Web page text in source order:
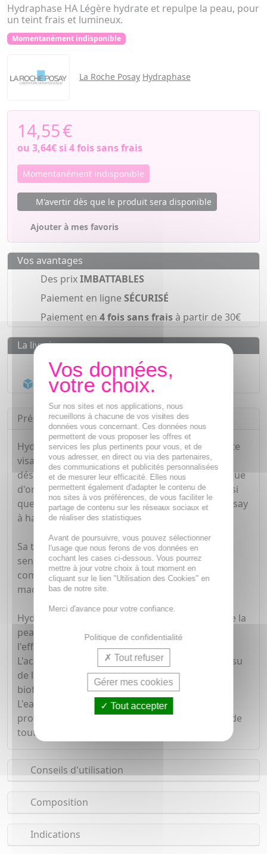
Hydraphase HA Légère hydrate et repulpe la peau, pour
un teint frais et lumineux.
Momentanément indisponible
La Roche Posay Hydraphase
14,55€
ou 3,64€si 4 fois sans frais
Momentanément indisponible
M'avertir dès que le produit sera disponible
Ajouter à mes favoris
Vos avantages
Des prixIMBATTABLES
Paiement en ligneSÉCURISÉ
Paiement en 4 fois sans fraisà partir de 30€
La livraison
Livraison gratuite dès55€
Acheminement Chronopost
Présentation
Hydraphase HA Légère est une crème hydratante
visage conçue pour les peaux normales à
déshydratées. Elle contient de l'acide hyaluronique
d'origine naturelle, puissant actif hydratant, ainsi
que de l'eau thermale apaisante de La Roche-Posay
à haute concentration.
Sa texture hydratante légère apporte une
sensation de fraîcheur, non collante, non
comédogène et est une excellente base de
maquillage.
Hydraphase HA s'engage à préserver la santé de la
peau et la planète en combinant le meilleur de
l'efficacité et un engagement plus responsable.
L'acide hyaluronique est d'origine naturelle et issu
de la technologie verte, un processus de
biofermentation utilisant des sucres végétaux.
L'eau thermale de La Roche-Posay est pure et
provient d'une source renouvelable, préservée de
toute pollution.
Conseils d'utilisation
Composition
Indications
Sur nos sites et nos applications, nous
recueillons à chacune de vos visites des
données vous concernant. Ces données nous
permettent de vous proposer les offres et
services les plus pertinents pour vous, et de
vous adresser, en direct ou via des partenaires,
des communications et publicités personnalisées
et de mesurer leur efficacité. Elles nous
permettent également d'adapter le contenu de
nos sites à vos préférences, de vous faciliter le
partage de contenu sur les réseaux sociaux et
de réaliser des statistiques
Avant de poursuivre, vous pouvez sélectionner
l'usage que nous ferons de vos données en
cochant les cases ci-dessous. Vous pourrez
mettre à jour votre choix à tout moment en
cliquant sur le lien "Utilisation des Cookies" en
bas de notre site.
Merci d'avance pour votre confiance.
Politique de confidentialité
Tout refuser
Gérer mes cookies
Tout accepter